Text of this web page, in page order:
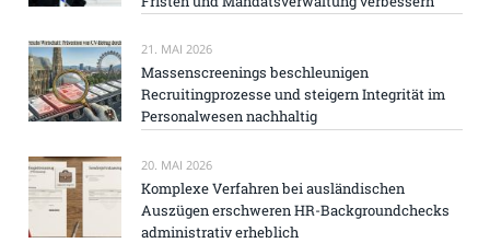
21. MAI 2026
Massenscreenings beschleunigen
Recruitingprozesse und steigern Integrität im
Personalwesen nachhaltig
20. MAI 2026
Komplexe Verfahren bei ausländischen
Auszügen erschweren HR-Backgroundchecks
administrativ erheblich